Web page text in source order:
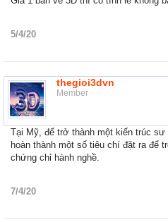
5/4/20
thegioi3dvn
Member
Tại Mỹ, để trở thành một kiến trúc
hoàn thành một số tiêu chí đặt ra để
chứng chỉ hành nghề.
7/4/20